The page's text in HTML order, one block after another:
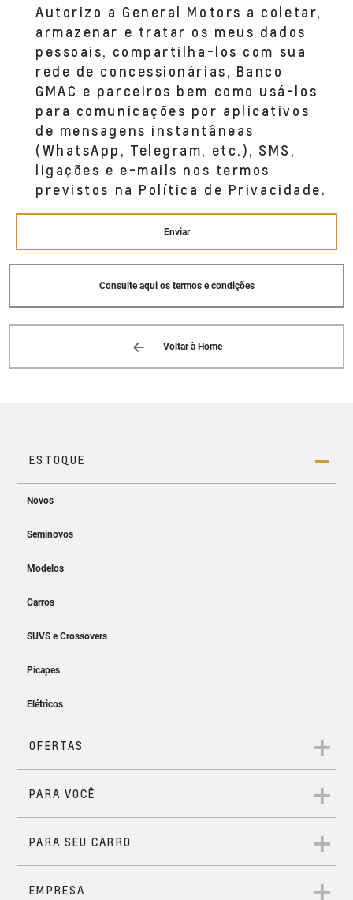
(19) 3836-6600
Autorizo a General Motors a coletar,
armazenar e tratar os meus dados
pessoais, compartilha-los com sua
rede de concessionárias, Banco
GMAC e parceiros bem como usá-los
para comunicações por aplicativos
de mensagens instantâneas
(WhatsApp, Telegram, etc.), SMS,
ligações e e-mails nos termos
previstos na Política de Privacidade.
Enviar
Consulte aqui os termos e condições
Voltar à Home